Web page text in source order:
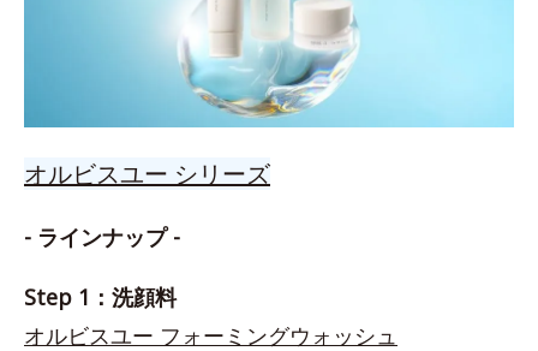
オルビスユー シリーズ
- ラインナップ -
Step 1：洗顔料
オルビスユー フォーミングウォッシュ